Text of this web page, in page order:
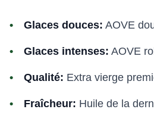
Glaces douces: AOVE
Glaces intenses: AOVE
Qualité: Extra vierge
Fraîcheur: Huile de la